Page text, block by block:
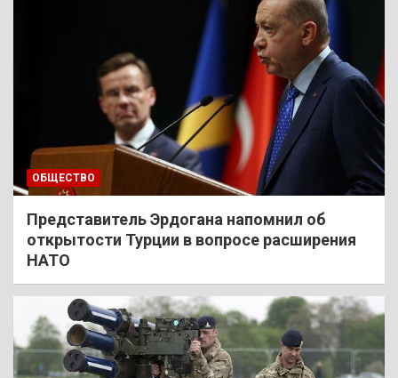
ОБЩЕСТВО
Представитель Эрдогана напомнил об
открытости Турции в вопросе расширения
НАТО